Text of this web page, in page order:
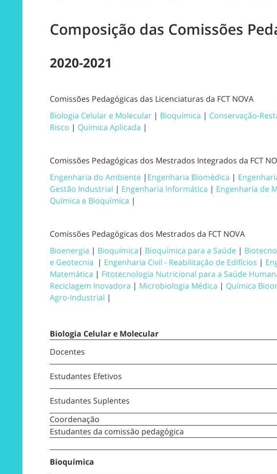
Composição das Comissões
2020-2021
Comissões Pedagógicas das Licenciaturas da FCT NOVA
Biologia Celular e Molecular | Bioquímica | Conservação-
Risco | Química Aplicada |
Comissões Pedagógicas dos Mestrados Integrados da FCT
Engenharia do Ambiente | Engenharia Biomédica |
Gestão Industrial | Engenharia Informática | Engenharia de
Química e Bioquímica |
Comissões Pedagógicas dos Mestrados da FCT NOVA
Bioenergia | Bioquímica| Bioquímica para a Saúde |
e Geotecnia | Engenharia Civil - Reabilitação de Edifícios |
Matemática | Fitotecnologia Nutricional para a Saúde
Reciclagem Inovadora | Microbiologia Médica | Química
Agro-Industrial |
Biologia Celular e Molecular
Docentes
Estudantes Efetivos
Estudantes Suplentes
Coordenação
Estudantes da comissão pedagógica
Bioquímica